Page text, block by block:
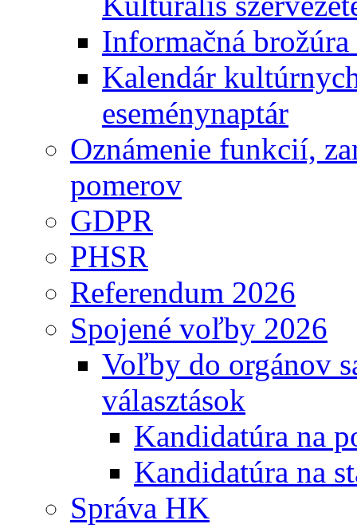
Informačná
Kalendár
eseménynaptár
Oznámenie funkcií,
pomerov
GDPR
PHSR
Referendum 2026
Spojené voľby 2026
Voľby do orgánov
választások
Kandidatúra na
Kandidatúra na
Správa HK